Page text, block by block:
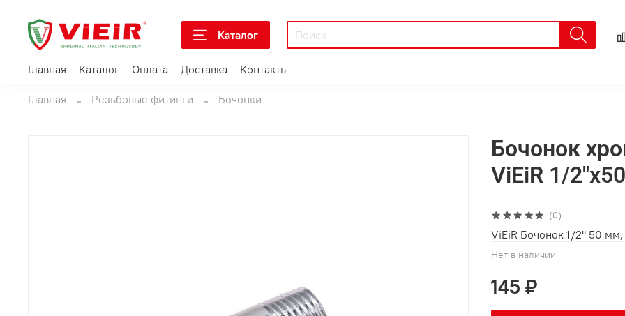
Каталог
Главная Каталог Оплата Доставка Контакты
Главная Резьбовые фитинги Бочонки
(0)
Нет в наличии
Бочонок
ViEiR 1/
145 ₽
ViEiR Бочонок 1/2" 50